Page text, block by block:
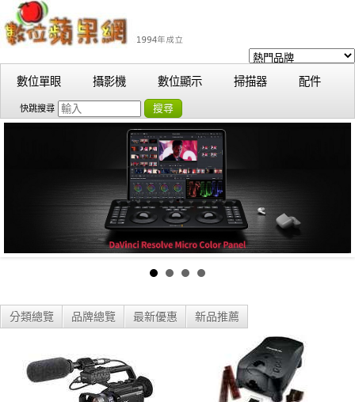
數位單眼 攝影機 數位顯示 掃描器 配件
快跳搜尋 搜尋
分類總覽 品牌總覽 最新優惠 新品推薦